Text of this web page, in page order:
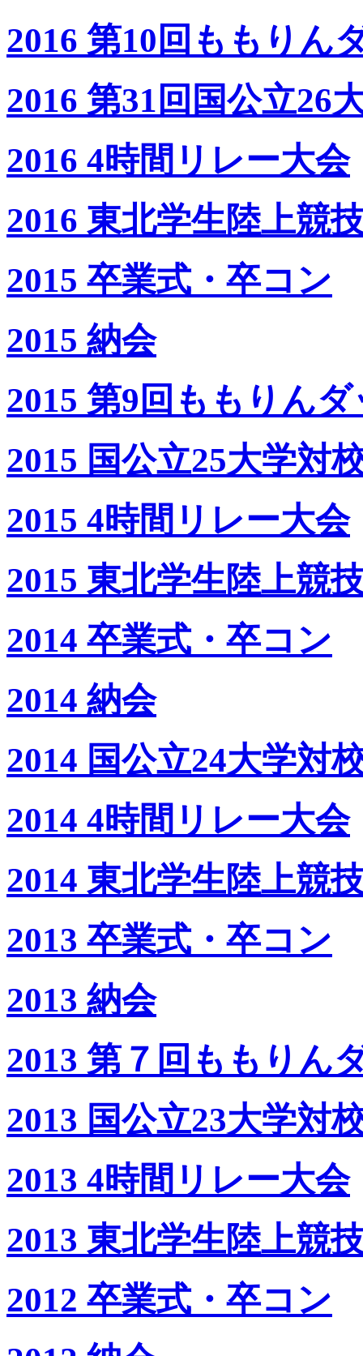
2016 第10回ももりん
2016 第31回国公立26
2016 4時間リレー大会
2016 東北学生陸上競
2015 卒業式・卒コン
2015 納会
2015 第9回ももりん
2015 国公立25大学対
2015 4時間リレー大会
2015 東北学生陸上競
2014 卒業式・卒コン
2014 納会
2014 国公立24大学対
2014 4時間リレー大会
2014 東北学生陸上競
2013 卒業式・卒コン
2013 納会
2013 第７回ももりん
2013 国公立23大学対
2013 4時間リレー大会
2013 東北学生陸上競
2012 卒業式・卒コン